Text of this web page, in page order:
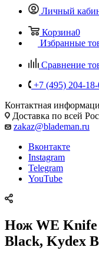
Личный
Корзина0
Избранные
Сравнение
+7 (495) 204-18-
Контактная
Доставка по всей
zakaz@blademan.ru
Вконтакте
Instagram
Telegram
YouTube
Нож WE Knife
Black, Kydex